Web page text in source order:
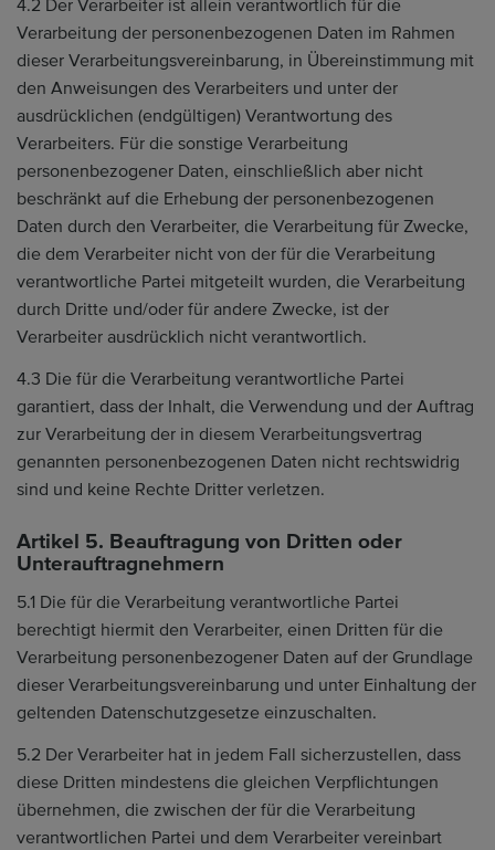
4.2 Der Verarbeiter ist allein verantwortlich für die
Verarbeitung der personenbezogenen Daten im Rahmen
dieser Verarbeitungsvereinbarung, in Übereinstimmung mit
den Anweisungen des Verarbeiters und unter der
ausdrücklichen (endgültigen) Verantwortung des
Verarbeiters. Für die sonstige Verarbeitung
personenbezogener Daten, einschließlich aber nicht
beschränkt auf die Erhebung der personenbezogenen
Daten durch den Verarbeiter, die Verarbeitung für Zwecke,
die dem Verarbeiter nicht von der für die Verarbeitung
verantwortliche Partei mitgeteilt wurden, die Verarbeitung
durch Dritte und/oder für andere Zwecke, ist der
Verarbeiter ausdrücklich nicht verantwortlich.
4.3 Die für die Verarbeitung verantwortliche Partei
garantiert, dass der Inhalt, die Verwendung und der Auftrag
zur Verarbeitung der in diesem Verarbeitungsvertrag
genannten personenbezogenen Daten nicht rechtswidrig
sind und keine Rechte Dritter verletzen.
Artikel 5. Beauftragung von Dritten oder
Unterauftragnehmern
5.1 Die für die Verarbeitung verantwortliche Partei
berechtigt hiermit den Verarbeiter, einen Dritten für die
Verarbeitung personenbezogener Daten auf der Grundlage
dieser Verarbeitungsvereinbarung und unter Einhaltung der
geltenden Datenschutzgesetze einzuschalten.
5.2 Der Verarbeiter hat in jedem Fall sicherzustellen, dass
diese Dritten mindestens die gleichen Verpflichtungen
übernehmen, die zwischen der für die Verarbeitung
verantwortlichen Partei und dem Verarbeiter vereinbart